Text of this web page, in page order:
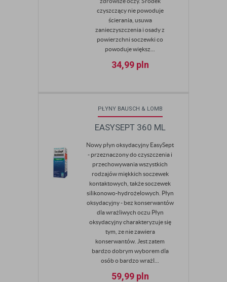
czyszczący nie powoduje
ścierania, usuwa
zanieczyszczenia i osady z
powierzchni soczewki co
powoduje większ...
34,99 pln
PŁYNY BAUSCH & LOMB
EASYSEPT 360 ML
Nowy płyn oksydacyjny EasySept
- przeznaczony do czyszczenia i
przechowywania wszystkich
rodzajów miękkich soczewek
kontaktowych, także soczewek
silikonowo-hydrożelowych. Płyn
oksydacyjny - bez konserwantów
dla wrażliwych oczu Płyn
oksydacyjny charakteryzuje się
tym, ze nie zawiera
konserwantów. Jest zatem
bardzo dobrym wyborem dla
osób o bardzo wrażl...
59,99 pln